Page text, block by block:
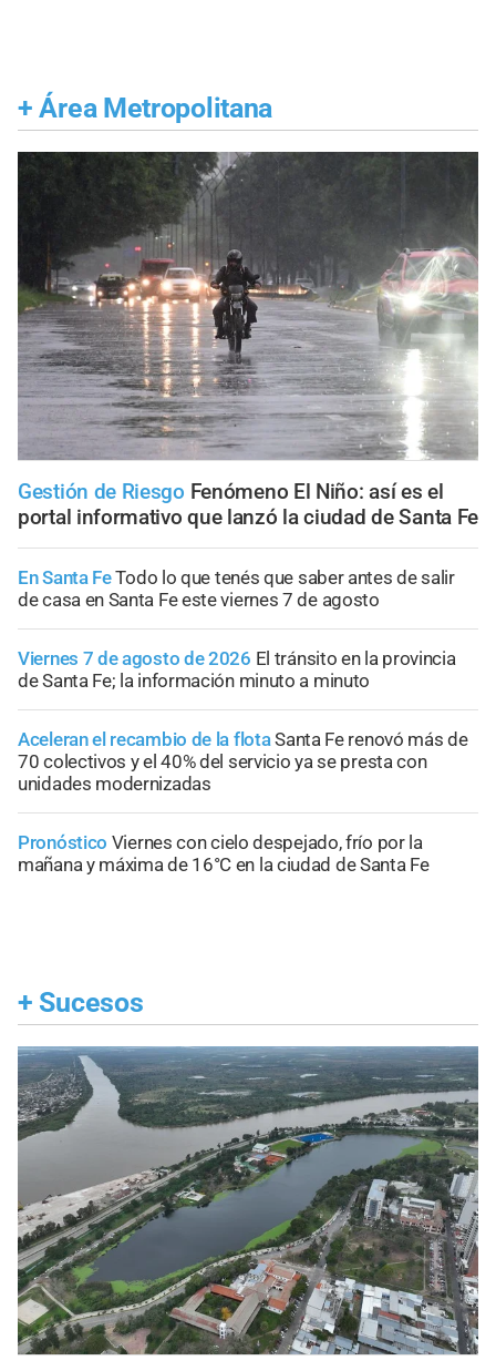
+ Área Metropolitana
Gestión de Riesgo Fenómeno El Niño: así es el
portal informativo que lanzó la ciudad de Santa Fe
En Santa FeTodo lo que tenés que saber antes de salir
de casa en Santa Fe este viernes 7 de agosto
Viernes 7 de agosto de 2026 El tránsito en la provincia
de Santa Fe; la información minuto a minuto
Aceleran el recambio de la flotaSanta Fe renovó más de
70 colectivos y el 40% del servicio ya se presta con
unidades modernizadas
Pronóstico Viernes con cielo despejado, frío por la
mañana y máxima de 16°C en la ciudad de Santa Fe
+ Sucesos